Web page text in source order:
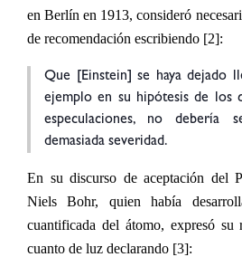
en Berlín en 1913, consideró
de recomendación escribiendo [2]:
Que [Einstein] se haya dejado
ejemplo en su hipótesis de los
especulaciones, no debería
demasiada severidad.
En su discurso de aceptación del
Niels Bohr, quien había
cuantificada del átomo, expresó su
cuanto de luz declarando [3]: